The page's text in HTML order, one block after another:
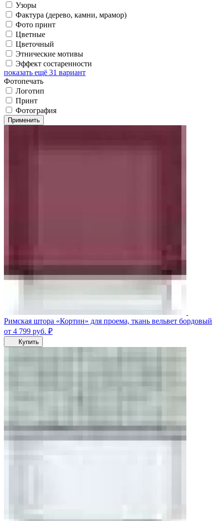
Узоры
Фактура (дерево, камни, мрамор)
Фото принт
Цветные
Цветочный
Этнические мотивы
Эффект состаренности
показать ещё 31 вариант
Фотопечать
Логотип
Принт
Фотография
Применить
Римская штора «Кортин» для проема, ткань вельвет бордовый
от 4 799 руб. ₽
Купить